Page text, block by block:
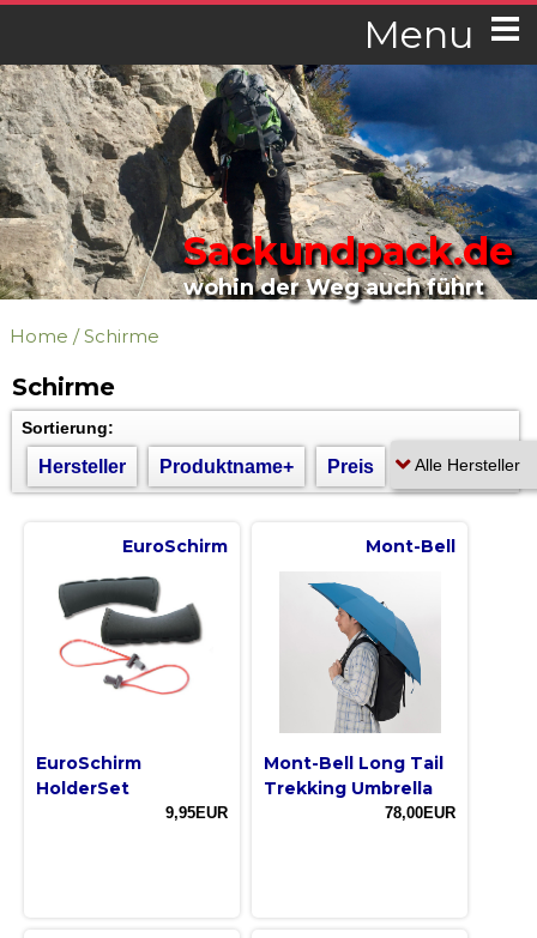
Menu
Sackundpack.de
wohin der Weg auch führt
Home /Schirme
Schirme
Sortierung:
Hersteller Produktname+ Preis
EuroSchirm
EuroSchirm
HolderSet
9,95EUR
Mont-Bell
Mont-Bell Long Tail
Trekking Umbrella
78,00EUR